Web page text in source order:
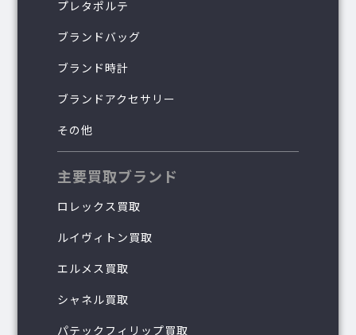
プレタポルテ
ブランドバッグ
ブランド時計
ブランドアクセサリー
その他
主要買取ブランド
ロレックス買取
ルイヴィトン買取
エルメス買取
シャネル買取
パテックフィリップ買取